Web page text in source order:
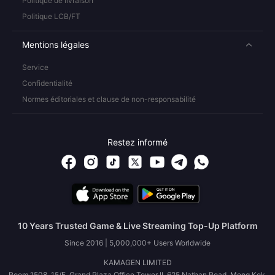
Politique LCB/FT
Mentions légales
Service
Confidentialité
Normes éditoriales et clause de non-responsabilité
Restez informé
10 Years Trusted Game & Live Streaming Top-Up Platform
Since 2016 | 5,000,000+ Users Worldwide
KAMAGEN LIMITED